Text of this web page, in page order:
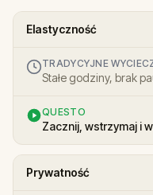
Elastyczność
TRADYCYJNE
Stałe godziny, brak
QUESTO
Zacznij, wstrzymaj i
Prywatność